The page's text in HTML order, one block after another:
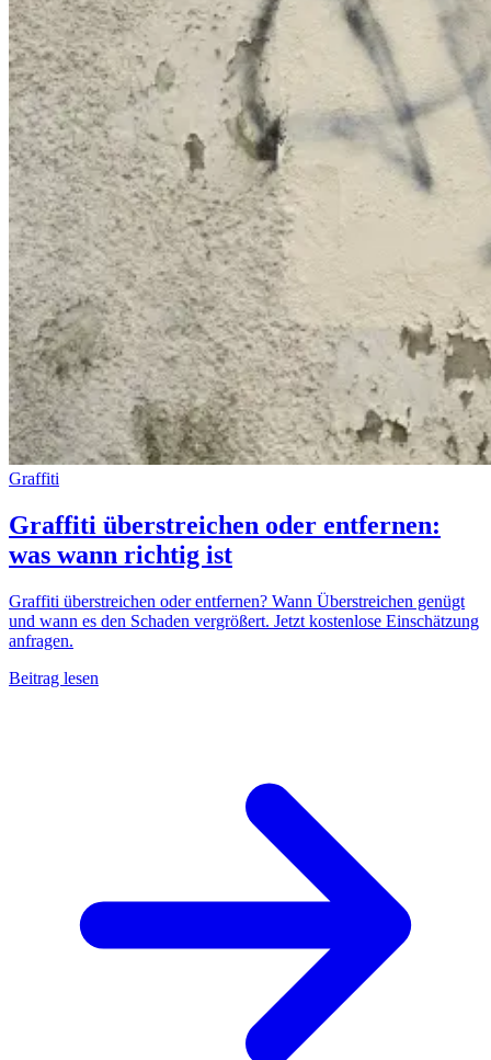
Graffiti
Graffiti überstreichen oder entfernen:
was wann richtig ist
Graffiti überstreichen oder entfernen? Wann Überstreichen genügt
und wann es den Schaden vergrößert. Jetzt kostenlose Einschätzung
anfragen.
Beitrag lesen